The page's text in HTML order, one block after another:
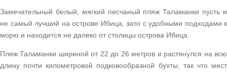
Замечательный белый, мягкий песчаный пляж Таламанки пусть и
не самый лучший на острове Ибица, зато с удобными подходами к
морю и находится не далеко от столицы острова Ибица.
Пляж Таламанки шириной от 22 до 26 метров и растянулся на всю
длину почти километровой подковообразной бухты, так что мест